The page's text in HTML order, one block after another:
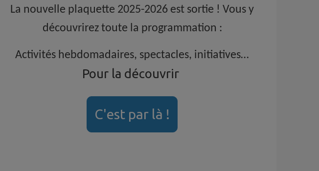
La nouvelle plaquette 2025-2026 est sortie ! Vous y
découvrirez toute la programmation :
Activités hebdomadaires, spectacles, initiatives…
Pour la découvrir
C'est par là !